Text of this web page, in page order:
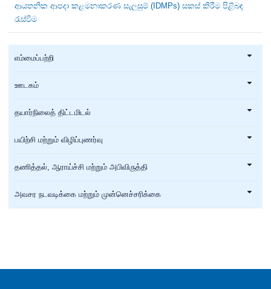
ආයතනික ආපදා කළමනාකරණ සැලසුම් (IDMPs) සකස් කිරීම පිළිබඳ
රැස්වීම
எம்மைப்பற்றி
ஊடகம்
தயார்நிலைத் திட்டமிடல்
பயிற்சி மற்றும் விழிப்புணர்வு
தணித்தல், ஆராய்ச்சி மற்றும் அபிவிருத்தி
அவசர நடவடிக்கை மற்றும் முன்னெச்சரிக்கை